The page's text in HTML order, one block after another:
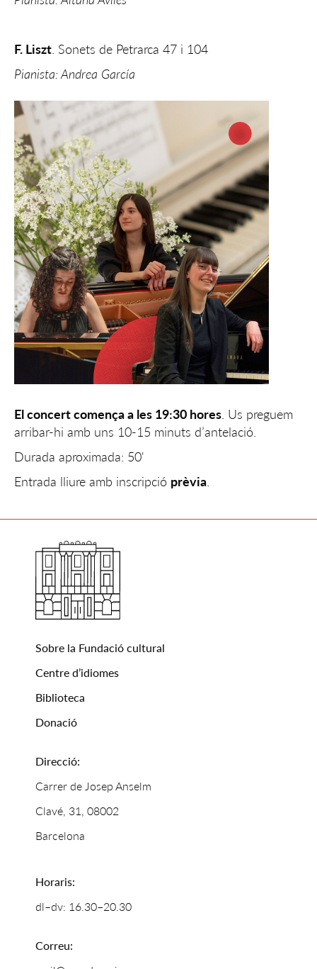
F. Liszt . Sonets de Petrarca 47 i 104
Pianista: Andrea García
El concert comença a les 19:30 hores . Us preguem
arribar-hi amb uns 10-15 minuts d’antelació.
Durada aproximada: 50'
Entrada lliure amb inscripció prèvia
Sobre la Fundació cultural
Centre d’idiomes
Biblioteca
Donació
Direcció:
Carrer de Josep Anselm
Clavé, 31, 08002
Barcelona
Horaris:
dl–dv: 16.30–20.30
Correu: